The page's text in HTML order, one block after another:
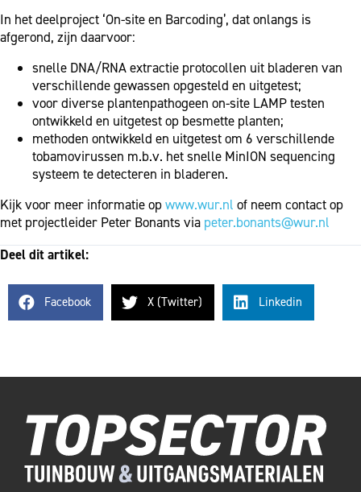
In het deelproject ‘On-site en Barcoding’, dat onlangs is
afgerond, zijn daarvoor:
snelle DNA/RNA extractie protocollen uit bladeren van
verschillende gewassen opgesteld en uitgetest;
voor diverse plantenpathogeen on-site LAMP testen
ontwikkeld en uitgetest op besmette planten;
methoden ontwikkeld en uitgetest om 6 verschillende
tobamovirussen m.b.v. het snelle MinION sequencing
systeem te detecteren in bladeren.
Kijk voor meer informatie opwww.wur.nl of neem contact op
met projectleider Peter Bonants via peter.bonants@wur.nl
Deel dit artikel:
Facebook X (Twitter) Linkedin